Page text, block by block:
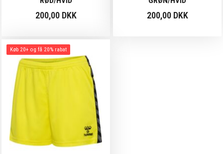
200,00 DKK 200,00 DKK
Køb 20+ og få 20% rabat